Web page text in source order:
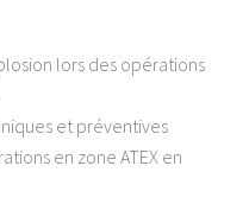
lors des opérations
et préventives
en zone ATEX en